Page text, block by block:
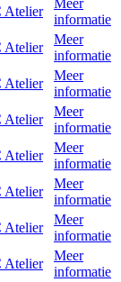
Atelier
informatie
Atelier
Meer
informatie
Atelier
Meer
informatie
Atelier
Meer
informatie
Atelier
Meer
informatie
Atelier
Meer
informatie
Atelier
Meer
informatie
Atelier
Meer
informatie